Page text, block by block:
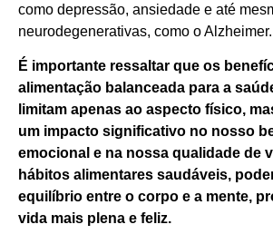
como depressão, ansiedade e até
neurodegenerativas, como o Alzheimer.
É importante ressaltar que os
alimentação balanceada para a
limitam apenas ao aspecto físico,
um impacto significativo no nosso
emocional e na nossa qualidade de
hábitos alimentares saudáveis,
equilíbrio entre o corpo e a mente,
vida mais plena e feliz.